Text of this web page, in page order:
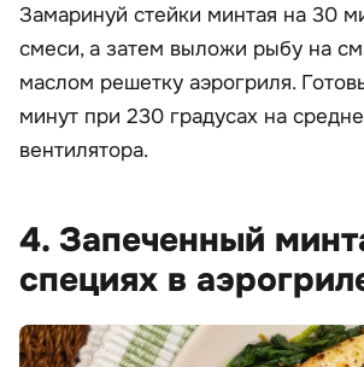
Замаринуй стейки минтая на 30
смеси, а затем выложи рыбу на
маслом решетку аэрогриля.
минут при 230 градусах на
вентилятора.
4. Запеченный
специях в